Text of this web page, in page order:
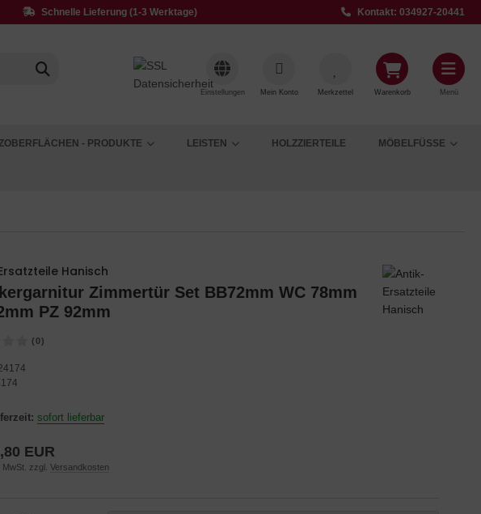
Schnelle Lieferung (1-3 Werktage) Kontakt: 034927-20441
Einstellungen Mein Konto Merkzettel Warenkorb Menü
- PRODUKTE LEISTEN HOLZZIERTEILE MÖBELFÜSSE
Hanisch
Zimmertür Set BB72mm WC 78mm
PZ 92mm
(0)
sofort lieferbar
EUR
zzgl. Versandkosten